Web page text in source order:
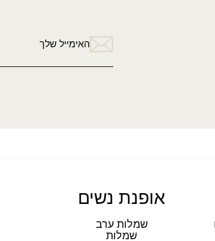
האימייל שלך
אופנת נשים
שמלות ערב
שמלות